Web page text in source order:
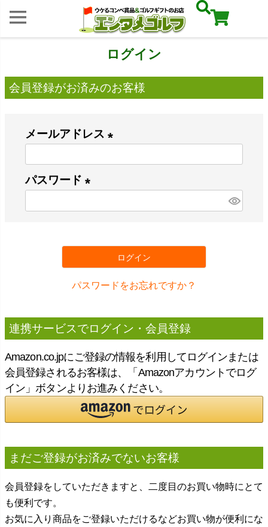
ログイン
会員登録がお済みのお客様
メールアドレス
パスワード
須
ログイン
パスワードをお忘れですか？
連携サービスでログイン・会員登録
Amazon.co.jpにご登録の情報を利用してログインまたは
会員登録されるお客様は、「Amazonアカウントでログ
イン」ボタンよりお進みください。
まだご登録がお済みでないお客様
会員登録をしていただきますと、二度目のお買い物時にとて
も便利です。
お気に入り商品をご登録いただけるなどお買い物が便利にな